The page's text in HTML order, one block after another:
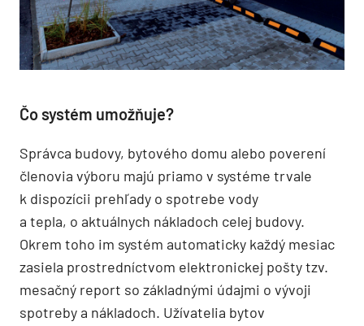
Čo systém umožňuje?
Správca budovy, bytového domu alebo poverení
členovia výboru majú priamo v systéme trvale
k dispozícii prehľady o spotrebe vody
a tepla, o aktuálnych nákladoch celej budovy.
Okrem toho im systém automaticky každý mesiac
zasiela prostredníctvom elektronickej pošty tzv.
mesačný report so základnými údajmi o vývoji
spotreby a nákladoch. Užívatelia bytov